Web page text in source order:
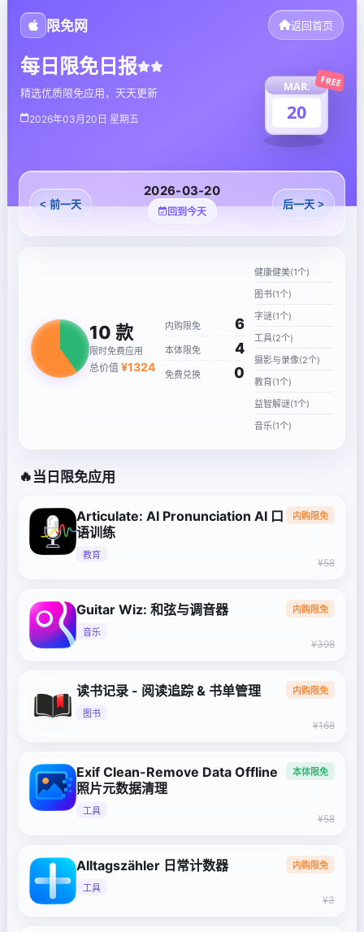
限免网 返回首页
每日限免日报
精选优质限免应用，天天更新
2026年03月20日 星期五
MAR.
20
FREE
< 前一天
2026-03-20
回到今天
后一天 >
10 款
限时免费应用
总价值 ¥1324
内购限免 6
本体限免 4
免费兑换 0
健康健美(1个)
图书(1个)
字谜(1个)
工具(2个)
摄影与录像(2个)
教育(1个)
益智解谜(1个)
音乐(1个)
🔥 当日限免应用
Articulate: AI Pronunciation AI 口
语训练
教育
内购限免
¥58
Guitar Wiz: 和弦与调音器
音乐
内购限免
¥398
读书记录 - 阅读追踪 & 书单管理
图书
内购限免
¥168
Exif Clean-Remove Data Offline
照片元数据清理
工具
本体限免
¥58
Alltagszähler 日常计数器
工具
内购限免
¥3